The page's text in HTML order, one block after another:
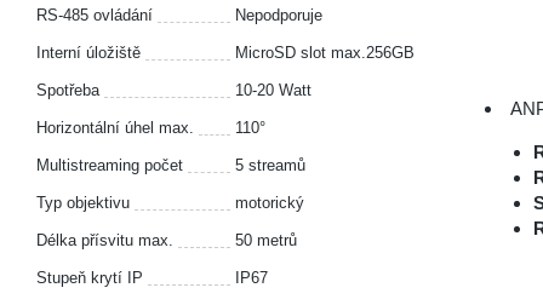
RS-485 ovládání Nepodporuje
Interní úložiště MicroSD slot max.256GB
Spotřeba 10-20 Watt
Horizontální úhel max. 110°
Multistreaming počet 5 streamů
Typ objektivu motorický
Délka přísvitu max. 50 metrů
Stupeň krytí IP IP67